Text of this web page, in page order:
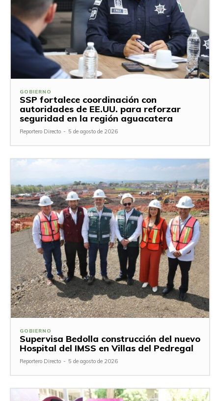
GOBIERNO
SSP fortalece coordinación con
autoridades de EE.UU. para reforzar
seguridad en la región aguacatera
Reportero Directo - 5 de agosto de 2026
GOBIERNO
Supervisa Bedolla construcción del nuevo
Hospital del IMSS en Villas del Pedregal
Reportero Directo - 5 de agosto de 2026